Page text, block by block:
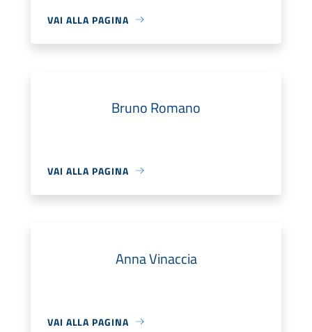
VAI ALLA PAGINA
Bruno Romano
VAI ALLA PAGINA
Anna Vinaccia
VAI ALLA PAGINA